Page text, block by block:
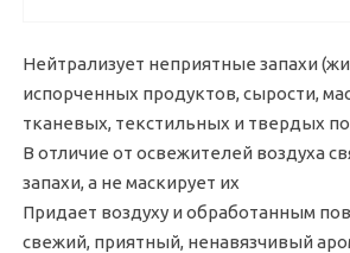
Нейтрализует неприятные запахи
испорченных продуктов, сырости,
тканевых, текстильных и твердых
В отличие от освежителей воздуха
запахи, а не маскирует их
Придает воздуху и обработанным
свежий, приятный, ненавязчивый